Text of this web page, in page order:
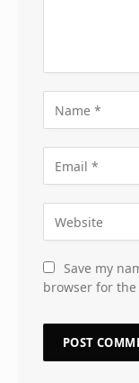
Save my
browser for